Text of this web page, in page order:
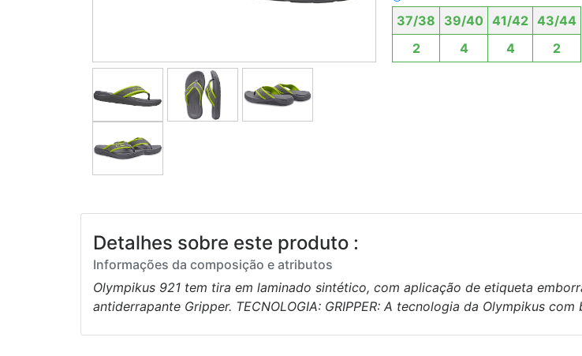
37/38 39/40 41/42 43/44
2
4 4 2
Detalhes sobre este produto :
Informações da composição e atributos
Olympikus 921 tem tira em laminado sintético, com aplicação de etiqueta
antiderrapante Gripper. TECNOLOGIA: GRIPPER: A tecnologia da Olympikus